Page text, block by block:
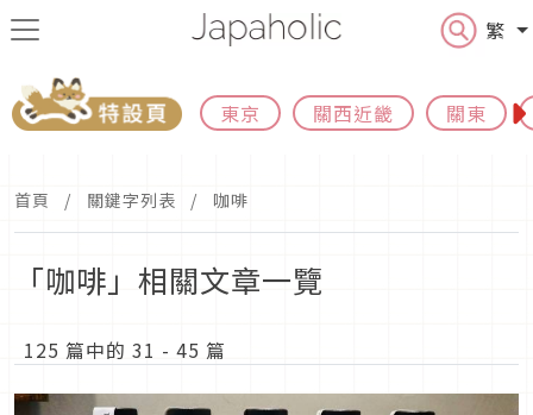
繁
東京 關西近畿 關東
首頁 關鍵字列表 咖啡
「咖啡」相關文章一覽
125 篇中的 31 - 45 篇